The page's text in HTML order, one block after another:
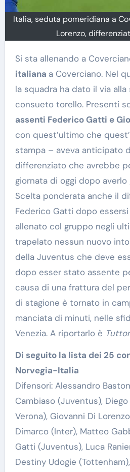
Italia, seduta pomeridiana a
Lorenzo,
Si sta allenando a
italiana a Coverciano. Nel
la squadra ha dato il via
consueto torello. Presenti
assenti Federico Gatti e
con quest’ultimo che
stampa – aveva anticipato
differenziato che avrebbe
giornata di oggi dopo averlo
Scelta ponderata anche il
Federico Gatti dopo
allenato col gruppo negli
trapelato nessun nuovo
della Juventus che deve
dopo esser stato assente
causa di una frattura del
di stagione è tornato in
manciata di minuti, nelle
Venezia. A riportarlo è
Di seguito la lista dei 25
Norvegia-Italia
Difensori: Alessandro
Cambiaso (Juventus),
Verona), Giovanni Di
Dimarco (Inter), Matteo
Gatti (Juventus), Luca
Destiny Udogie